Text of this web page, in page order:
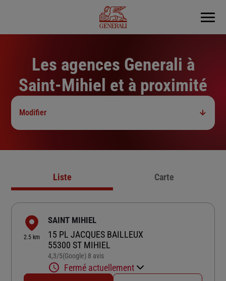
Menu
Les agences Generali à
Saint-Mihiel et à proximité
Modifier
Liste Carte
2.5 km
SAINT MIHIEL
15 PL JACQUES BAILLEUX
55300 ST MIHIEL
4,3/5Note de 4.3 sur 5
(Google) 8 avis
Fermé actuellement